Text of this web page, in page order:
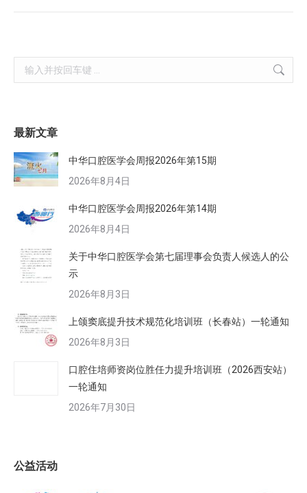
Search:
最新文章
中华口腔医学会周报2026年第15期
2026年8月4日
中华口腔医学会周报2026年第14期
2026年8月4日
关于中华口腔医学会第七届理事会负责人候选人的公
示
2026年8月3日
上颌窦底提升技术规范化培训班（长春站）一轮通知
2026年8月3日
口腔住培师资岗位胜任力提升培训班（2026西安站）
一轮通知
2026年7月30日
公益活动